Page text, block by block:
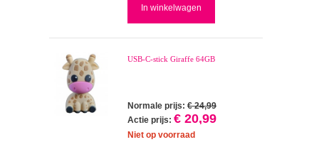
In winkelwagen
USB-C-stick Giraffe 64GB
Normale prijs: € 24,99
Actie prijs: € 20,99
Niet op voorraad